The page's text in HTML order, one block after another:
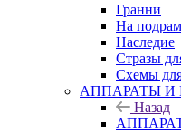
Гранни
На
Наследие
Стразы
Схемы
АППАРАТЫ И
Назад